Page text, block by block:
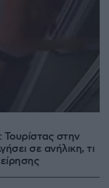
Τουρίστας στην
σε ανήλικη, τι